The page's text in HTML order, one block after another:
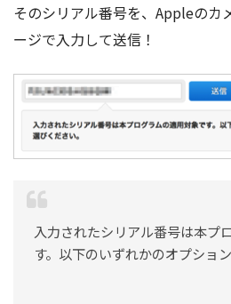
そのシリアル番号を、Appleのカ
ージで入力して送信！
入力されたシリアル番号は本プ
す。以下のいずれかのオプショ